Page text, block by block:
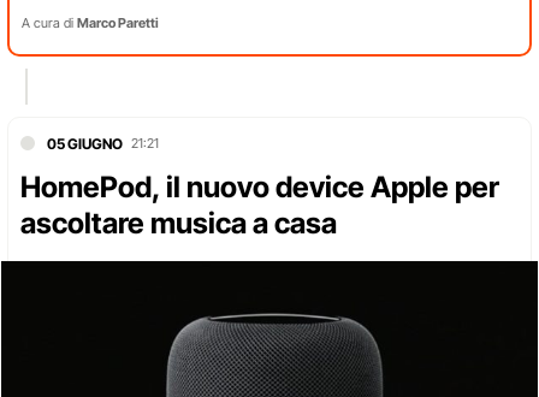
A cura di Marco Paretti
05 GIUGNO 21:21
HomePod, il nuovo device Apple per
ascoltare musica a casa